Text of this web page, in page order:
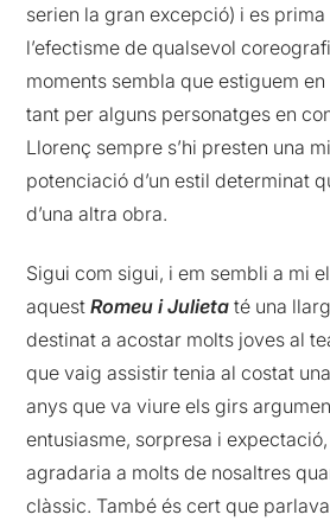
serien la gran excepció) i es
l’efectisme de qualsevol
moments sembla que estiguem
tant per alguns personatges en
Llorenç sempre s’hi presten una
potenciació d’un estil determinat
d’una altra obra.
Sigui com sigui, i em sembli a mi
aquestRomeu i Julieta té una
destinat a acostar molts joves al
que vaig assistir tenia al costat
anys que va viure els girs
entusiasme, sorpresa i
agradaria a molts de nosaltres
clàssic. També és cert que